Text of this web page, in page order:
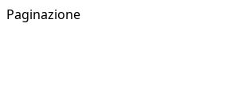
Paginazione